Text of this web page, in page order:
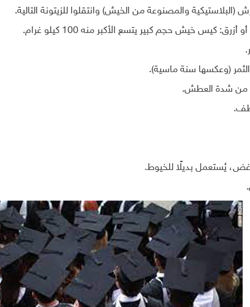
والمصنوعة من الخيش) وانتقلوا للزيتونة التالية.
كيس خيش حجم كبير يتسع الأكبر منه 100 كيلو غرام.
(وعكسها سنة ماسية).
من شدة العطش.
يُستعمل بديلًا للخيوط.